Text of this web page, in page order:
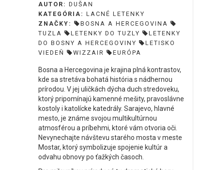
AUTOR: DUŠAN
KATEGÓRIA: LACNÉ LETENKY
ZNAČKY:
BOSNA A HERCEGOVINA
TUZLA
LETENKY DO TUZLY
LETENKY
DO BOSNY A HERCEGOVINY
LETISKO
VIEDEŇ
WIZZAIR EURÓPA
Bosna a Hercegovina je krajina plná kontrastov,
kde sa stretáva bohatá história s nádhernou
prírodou. V jej uličkách dýcha duch stredoveku,
ktorý pripomínajú kamenné mešity, pravoslávne
kostoly i katolícke katedrály. Sarajevo, hlavné
mesto, je známe svojou multikultúrnou
atmosférou a príbehmi, ktoré vám otvoria oči.
Nevynechajte návštevu starého mosta v meste
Mostar, ktorý symbolizuje spojenie kultúr a
odvahu obnovy po ťažkých časoch.